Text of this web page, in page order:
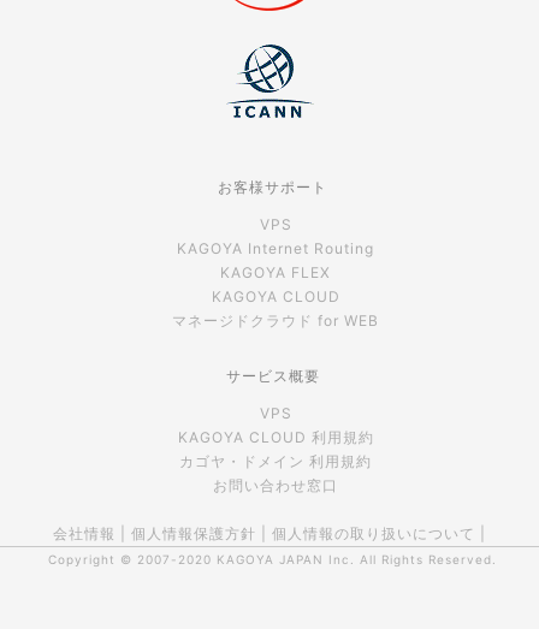
お客様サポート
VPS
KAGOYA Internet Routing
KAGOYA FLEX
KAGOYA CLOUD
マネージドクラウド for WEB
サービス概要
VPS
KAGOYA CLOUD 利用規約
カゴヤ・ドメイン 利用規約
お問い合わせ窓口
会社情報 個人情報保護方針 個人情報の取り扱いについて
Copyright © 2007-2020 KAGOYA JAPAN Inc. All Rights Reserved.